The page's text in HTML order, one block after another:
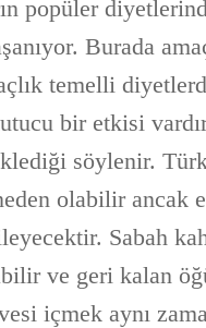
popüler
Burada
temelli
bir etkisi
söylenir.
olabilir ancak
Sabah
ve geri kalan
içmek aynı